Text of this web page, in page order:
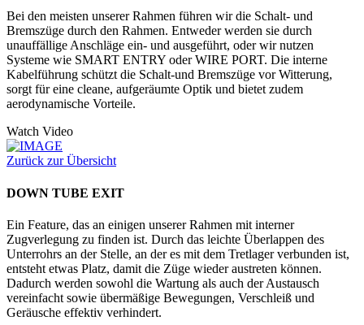
Bei den meisten unserer Rahmen führen wir die Schalt- und
Bremszüge durch den Rahmen. Entweder werden sie durch
unauffällige Anschläge ein- und ausgeführt, oder wir nutzen
Systeme wie SMART ENTRY oder WIRE PORT. Die interne
Kabelführung schützt die Schalt-und Bremszüge vor Witterung,
sorgt für eine cleane, aufgeräumte Optik und bietet zudem
aerodynamische Vorteile.
Watch Video
Zurück zur Übersicht
DOWN TUBE EXIT
Ein Feature, das an einigen unserer Rahmen mit interner
Zugverlegung zu finden ist. Durch das leichte Überlappen des
Unterrohrs an der Stelle, an der es mit dem Tretlager verbunden ist,
entsteht etwas Platz, damit die Züge wieder austreten können.
Dadurch werden sowohl die Wartung als auch der Austausch
vereinfacht sowie übermäßige Bewegungen, Verschleiß und
Geräusche effektiv verhindert.